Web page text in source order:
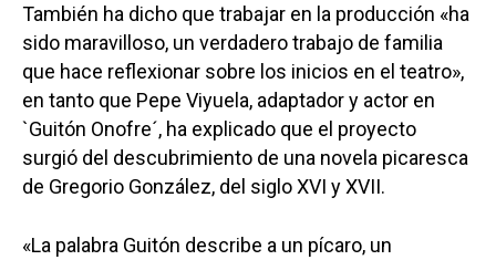
También ha dicho que trabajar en la producción «ha
sido maravilloso, un verdadero trabajo de familia
que hace reflexionar sobre los inicios en el teatro»,
en tanto que Pepe Viyuela, adaptador y actor en
`Guitón Onofre´, ha explicado que el proyecto
surgió del descubrimiento de una novela picaresca
de Gregorio González, del siglo XVI y XVII.
«La palabra Guitón describe a un pícaro, un